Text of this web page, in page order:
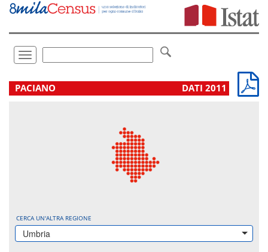
Vai
direttamente
Toggle
navigation
.
PACIANO DATI 2011
CERCA UN'ALTRA REGIONE
Umbria